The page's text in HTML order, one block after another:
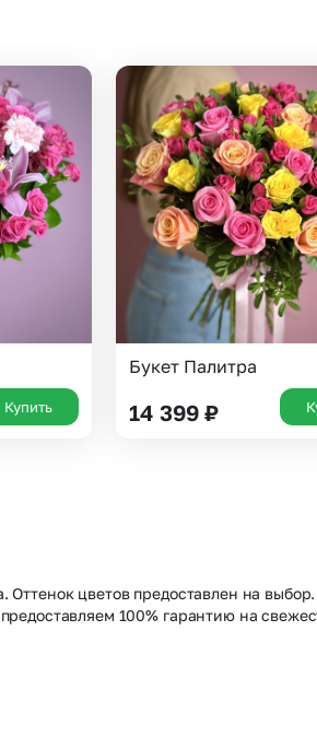
Купить
Букет Палитра
14 399 ₽
цветов предоставлен на
100% гарантию на